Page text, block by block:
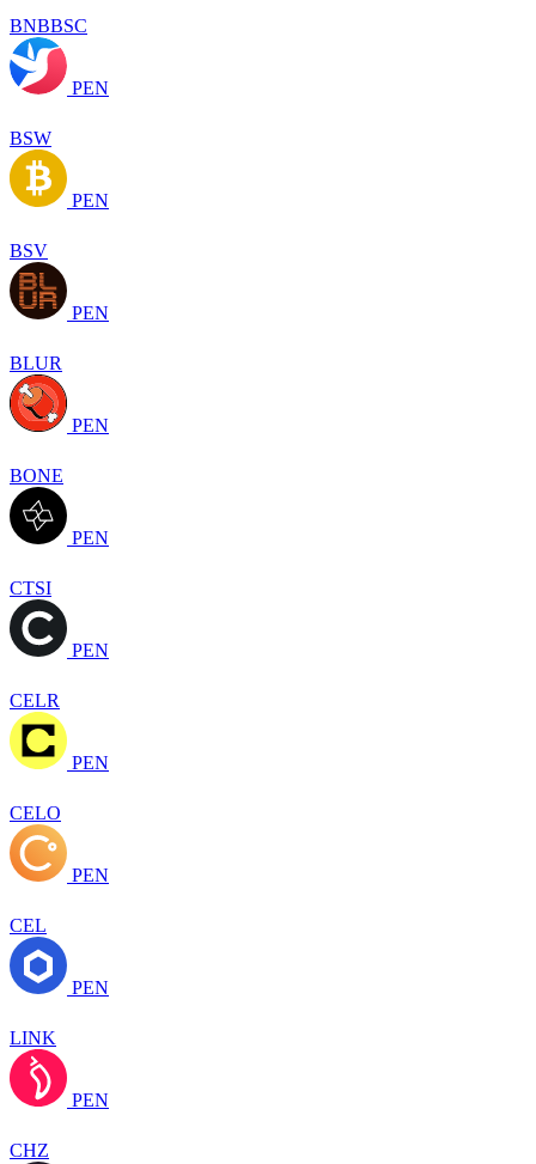
BNBBSC
PEN
BSW
PEN
BSV
PEN
BLUR
PEN
BONE
PEN
CTSI
PEN
CELR
PEN
CELO
PEN
CEL
PEN
LINK
PEN
CHZ